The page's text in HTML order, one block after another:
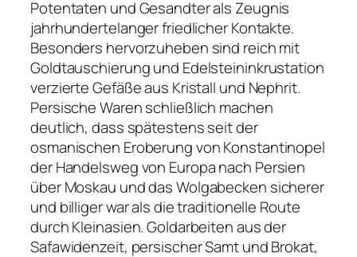
Potentaten und Gesandter als Zeugnis
jahrhundertelanger friedlicher Kontakte.
Besonders hervorzuheben sind reich mit
Goldtauschierung und Edelsteininkrustation
verzierte Gefäße aus Kristall und Nephrit.
Persische Waren schließlich machen
deutlich, dass spätestens seit der
osmanischen Eroberung von Konstantinopel
der Handelsweg von Europa nach Persien
über Moskau und das Wolgabecken sicherer
und billiger war als die traditionelle Route
durch Kleinasien. Goldarbeiten aus der
Safawidenzeit, persischer Samt und Brokat,